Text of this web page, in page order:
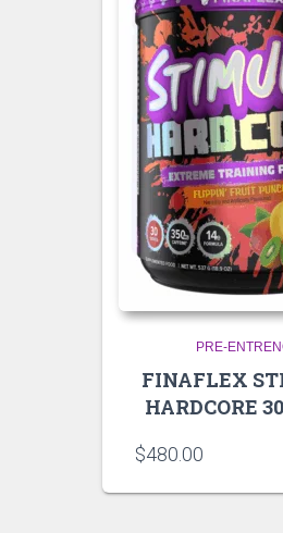
PRE-
FINAFLEX
HARDCORE
$480.00